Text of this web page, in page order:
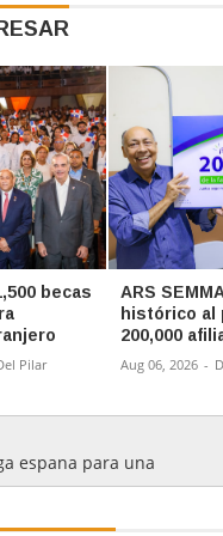
becas
Pilar
ARS
histórico al
200,000
Aug 06, 2026 -
espana para una